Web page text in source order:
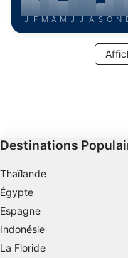
J F M A M J J A S O N
Destinations
Thaïlande
Égypte
Espagne
Indonésie
La Floride